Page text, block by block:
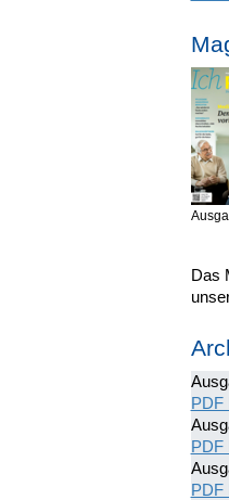
Das
PDF
PDF
PDF